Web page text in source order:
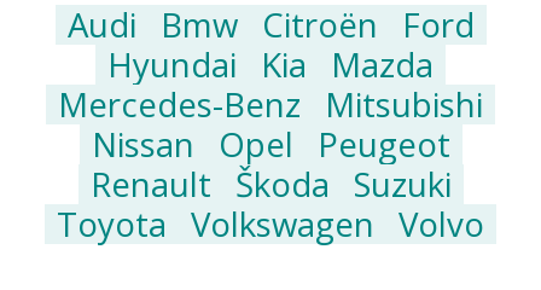
Audi Bmw Citroën
Ford
Hyundai
Kia
Mazda
Mercedes-Benz
Mitsubishi
Nissan
Opel
Peugeot
Renault Škoda
Suzuki
Toyota Volkswagen Volvo